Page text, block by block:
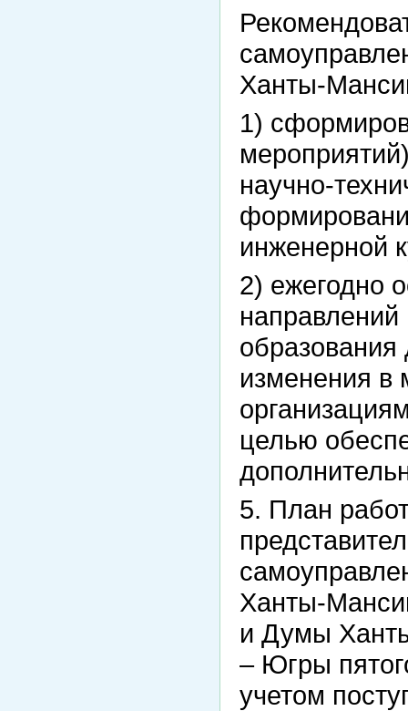
Ханты-
1)
научно-
инженерной
2) ежегодно
направлений
образования
изменения в
целью
5. План
Ханты-
и Думы
– Югры
учетом